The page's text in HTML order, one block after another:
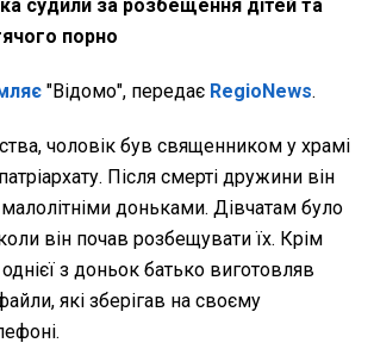
судили за розбещення дітей та
порно
"Відомо", передає RegioNews.
чоловік був священником у храмі
Після смерті дружини він
доньками. Дівчатам було
він почав розбещувати їх. Крім
з доньок батько виготовляв
які зберігав на своєму